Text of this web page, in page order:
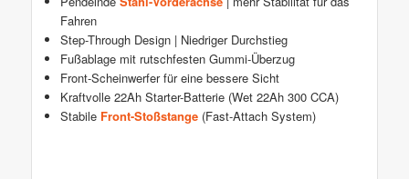
Fahren
Step-Through Design | Niedriger Durchstieg
Fußablage mit rutschfesten Gummi-Überzug
Front-Scheinwerfer für eine bessere Sicht
Kraftvolle 22Ah Starter-Batterie (Wet 22Ah 300 CCA)
Stabile Front-Stoßstange (Fast-Attach System)